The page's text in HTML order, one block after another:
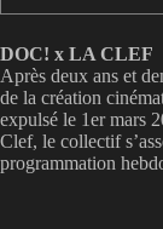
DOC! x LA CLEF
Après deux ans et
de la création
expulsé le 1er mars
Clef, le collectif
programmation